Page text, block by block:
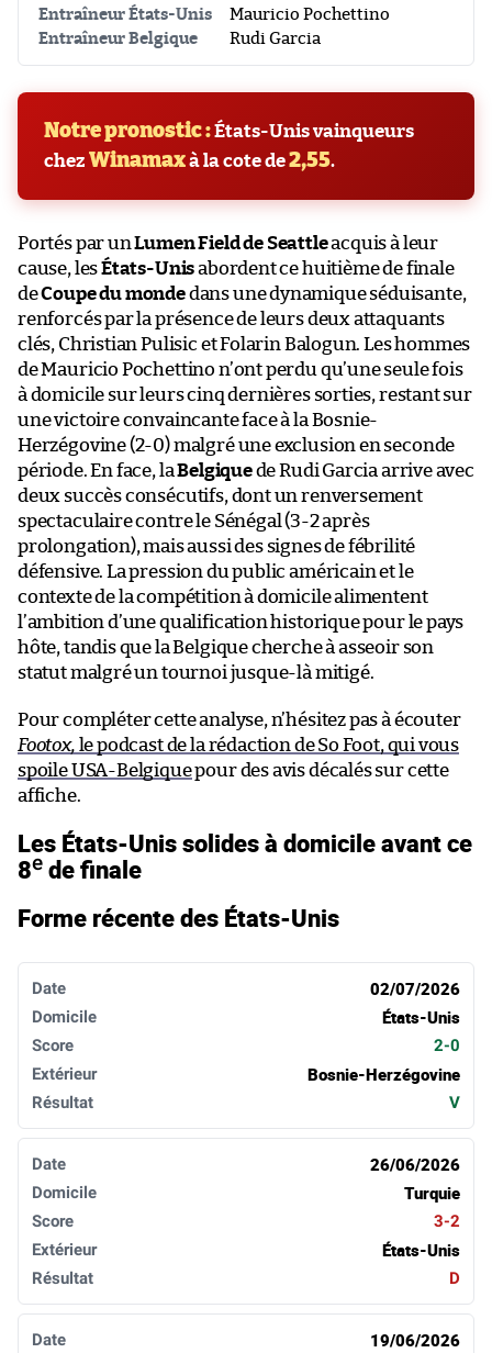
Entraîneur États-Unis
Mauricio Pochettino
Entraîneur Belgique
Rudi Garcia
Notre pronostic :États-Unis vainqueurs
chez Winamaxà la cote de2,55.
Portés par unLumen Field de Seattleacquis à leur
cause, lesÉtats-Unisabordent ce huitième de finale
deCoupe du mondedans une dynamique séduisante,
renforcés par la présence de leurs deux attaquants
clés, Christian Pulisic et Folarin Balogun. Les hommes
de Mauricio Pochettino n’ont perdu qu’une seule fois
à domicile sur leurs cinq dernières sorties, restant sur
une victoire convaincante face à la Bosnie-
Herzégovine (2-0) malgré une exclusion en seconde
période. En face, laBelgiquede Rudi Garcia arrive avec
deux succès consécutifs, dont un renversement
spectaculaire contre le Sénégal (3-2 après
prolongation), mais aussi des signes de fébrilité
défensive. La pression du public américain et le
contexte de la compétition à domicile alimentent
l’ambition d’une qualification historique pour le pays
hôte, tandis que la Belgique cherche à asseoir son
statut malgré un tournoi jusque-là mitigé.
Pour compléter cette analyse, n’hésitez pas à écouter
Footox, le podcast de la rédaction de So Foot, qui vous
spoile USA-Belgiquepour des avis décalés sur cette
affiche.
Les États-Unis solides à domicile avant ce
8e de finale
Forme récente des États-Unis
02/07/2026
États-Unis
2-0
Bosnie-Herzégovine
V
26/06/2026
Turquie
3-2
États-Unis
D
19/06/2026